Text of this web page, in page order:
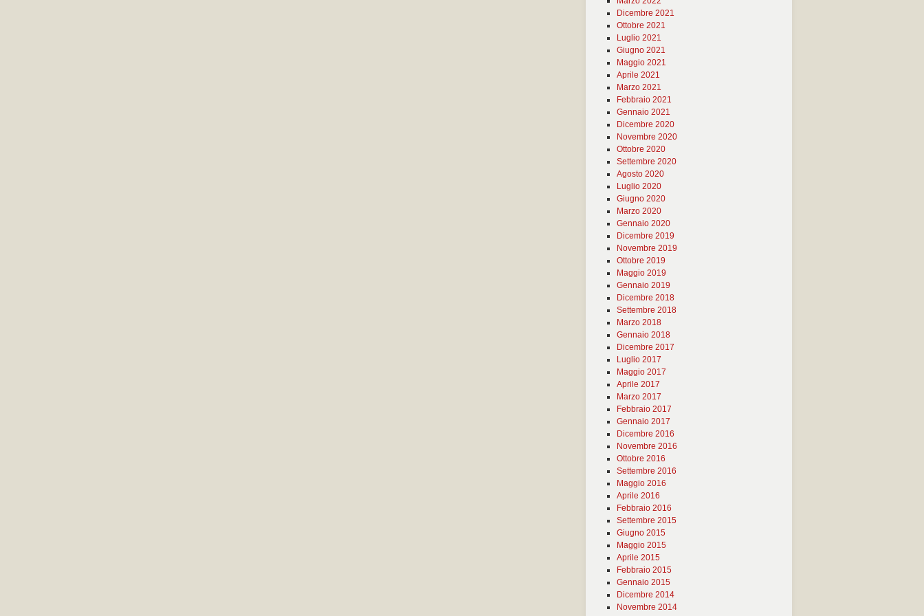
Dicembre 2021
Ottobre 2021
Luglio 2021
Giugno 2021
Maggio 2021
Aprile 2021
Marzo 2021
Febbraio 2021
Gennaio 2021
Dicembre 2020
Novembre 2020
Ottobre 2020
Settembre 2020
Agosto 2020
Luglio 2020
Giugno 2020
Marzo 2020
Gennaio 2020
Dicembre 2019
Novembre 2019
Ottobre 2019
Maggio 2019
Gennaio 2019
Dicembre 2018
Settembre 2018
Marzo 2018
Gennaio 2018
Dicembre 2017
Luglio 2017
Maggio 2017
Aprile 2017
Marzo 2017
Febbraio 2017
Gennaio 2017
Dicembre 2016
Novembre 2016
Ottobre 2016
Settembre 2016
Maggio 2016
Aprile 2016
Febbraio 2016
Settembre 2015
Giugno 2015
Maggio 2015
Aprile 2015
Febbraio 2015
Gennaio 2015
Dicembre 2014
Novembre 2014